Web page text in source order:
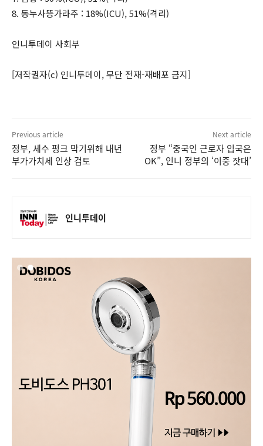
8. 동누사뜽가라주 : 18%(ICU), 51%(격리)
인니투데이 사회부
[저작권자(c) 인니투데이, 무단 전재-재배포 금지]
Previous article
정부, 세수 펑크 막기위해 내년
부가가치세 인상 검토
Next article
정부 “중국인 근로자 입국은
OK”, 인니 정부의 ‘이중 잣대’
인니투데이